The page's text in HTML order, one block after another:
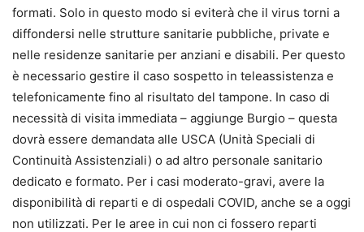
formati. Solo in questo modo si eviterà che il virus torni a
diffondersi nelle strutture sanitarie pubbliche, private e
nelle residenze sanitarie per anziani e disabili. Per questo
è necessario gestire il caso sospetto in teleassistenza e
telefonicamente fino al risultato del tampone. In caso di
necessità di visita immediata – aggiunge Burgio – questa
dovrà essere demandata alle USCA (Unità Speciali di
Continuità Assistenziali) o ad altro personale sanitario
dedicato e formato. Per i casi moderato-gravi, avere la
disponibilità di reparti e di ospedali COVID, anche se a oggi
non utilizzati. Per le aree in cui non ci fossero reparti